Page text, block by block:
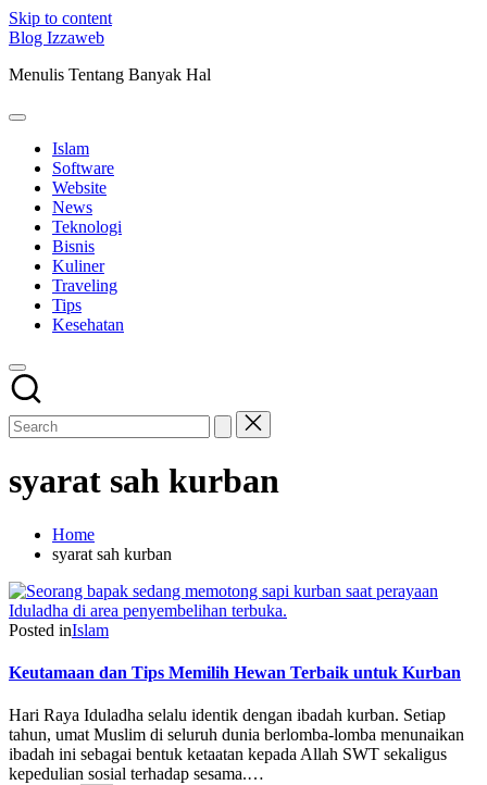
Skip to content
Blog Izzaweb
Menulis Tentang Banyak Hal
Islam
Software
Website
News
Teknologi
Bisnis
Kuliner
Traveling
Tips
Kesehatan
syarat sah kurban
Home
syarat sah kurban
Posted inIslam
Keutamaan dan Tips Memilih Hewan Terbaik untuk Kurban
Hari Raya Iduladha selalu identik dengan ibadah kurban. Setiap
tahun, umat Muslim di seluruh dunia berlomba-lomba menunaikan
ibadah ini sebagai bentuk ketaatan kepada Allah SWT sekaligus
kepedulian sosial terhadap sesama.…